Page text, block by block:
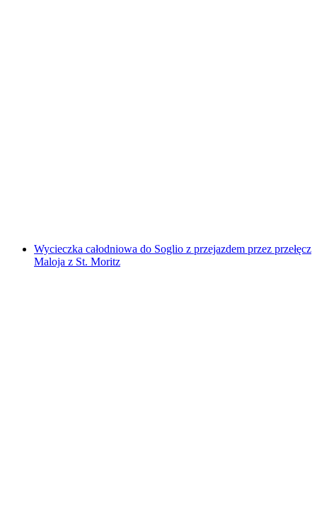
Wycieczka całodniowa do Soglio z przejazdem przez przełęcz
Maloja z St. Moritz